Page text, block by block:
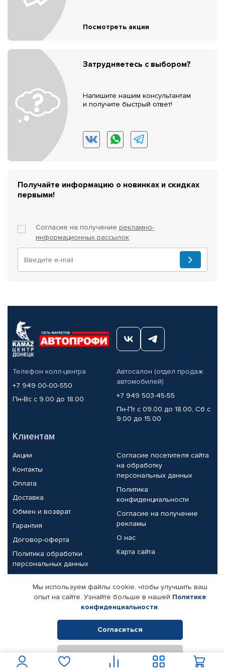
Посмотреть акции
Затрудняетесь с выбором?
Напишите нашим консультантам
и получите быстрый ответ!
Получайте информацию о новинках и скидках
первыми!
Согласие на получение рекламно-
информационных рассылок
Телефон колл-центра
+7 949 00-00-550
Пн-Вс с 9.00 до 18.00
Автосалон (отдел продаж
автомобилей)
+7 949 503-45-55
Пн-Пт с 09.00 до 18.00, Сб с
9.00 до 15.00
Клиентам
Акции
Контакты
Оплата
Доставка
Обмен и возврат
Гарантия
Договор-оферта
Политика обработки
персональных данных
Согласие посетителя сайта
на обработку
персональных данных
Политика
конфиденциальности
Согласие на получение
рекламы
О нас
Карта сайта
Партнерам
Корпоративным клиентам
Поставщикам
Реквизиты компании
© КАМАЗ ЦЕНТР ДОНЕЦК, 2015-2026. Все права защищены.
Интернет-магазин автомобильных товаров Автопрофи.
Мы используем файлы cookie, чтобы улучшить ваш
опыт на сайте. Узнайте больше в нашей Политике
конфиденциальности.
Согласиться
Отклонить